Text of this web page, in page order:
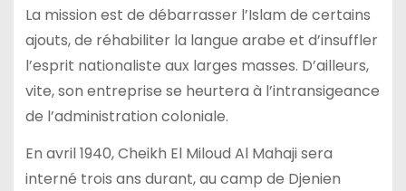
La mission est de débarrasser l’Islam de certains
ajouts, de réhabiliter la langue arabe et d’insuffler
l’esprit nationaliste aux larges masses. D’ailleurs,
vite, son entreprise se heurtera à l’intransigeance
de l’administration coloniale.
En avril 1940, Cheikh El Miloud Al Mahaji sera
interné trois ans durant, au camp de Djenien